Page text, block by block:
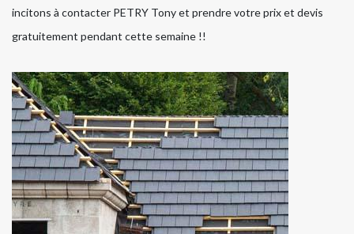
incitons à contacter PETRY Tony et prendre votre prix et devis
gratuitement pendant cette semaine !!